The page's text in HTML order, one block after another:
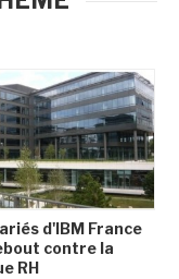
d'IBM France
contre la
RH